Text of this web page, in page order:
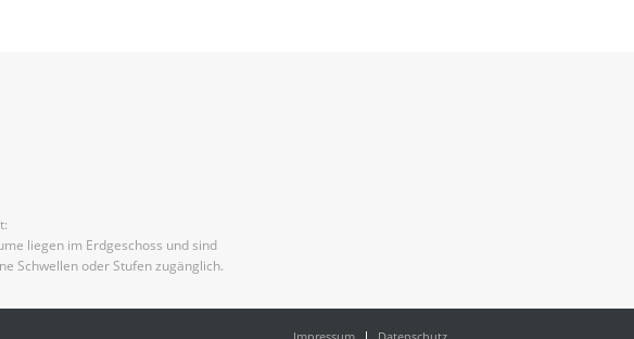
liegen im Erdgeschoss und sind
Schwellen oder Stufen zugänglich.